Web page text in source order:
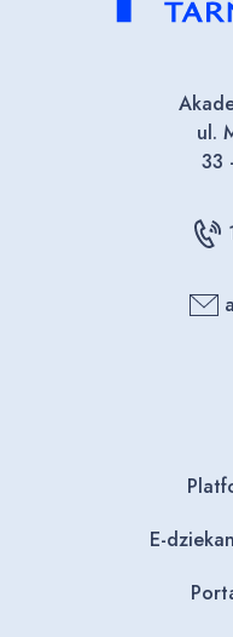
ul.
33
E-